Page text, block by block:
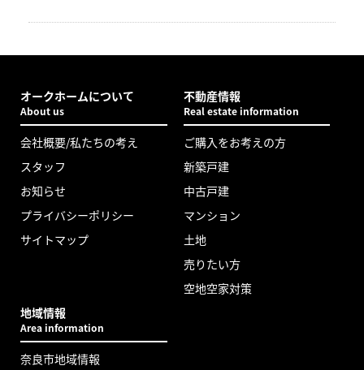
オークホームについて
About us
会社概要/私たちの考え
スタッフ
お知らせ
プライバシーポリシー
サイトマップ
不動産情報
Real estate information
ご購入をお考えの方
新築戸建
中古戸建
マンション
土地
売りたい方
空地空家対策
地域情報
Area information
奈良市地域情報